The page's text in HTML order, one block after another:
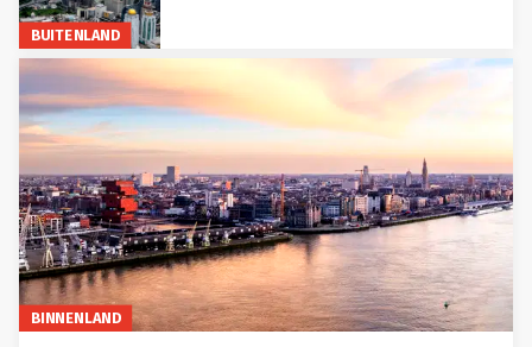
BUITENLAND
BINNENLAND